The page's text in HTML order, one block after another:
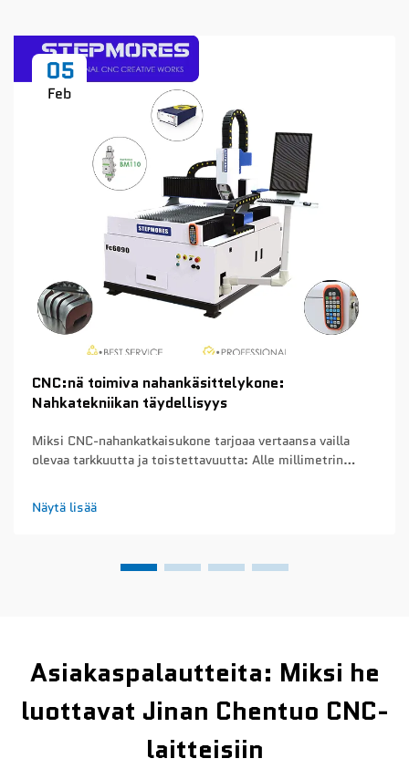
05
Feb
CNC:nä toimiva nahankäsittelykone:
Nahkatekniikan täydellisyys
Miksi CNC-nahankatkaisukone tarjoaa vertaansa vailla
olevaa tarkkuutta ja toistettavuutta: Alle millimetrin
nahankatkaisukoneet saavuttavat noin 0,1 mm:n
tarkkuuden joka kerta, kun ne leikkaavat tuotantosarjoja...
Näytä lisää
Asiakaspalautteita: Miksi he
luottavat Jinan Chentuo CNC-
laitteisiin